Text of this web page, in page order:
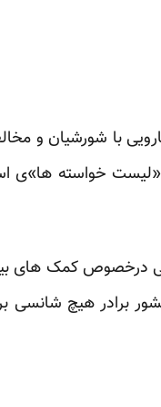
با شورشیان و
خواسته ها»ی
درخصوص کمک های
برادر هیچ شانسی